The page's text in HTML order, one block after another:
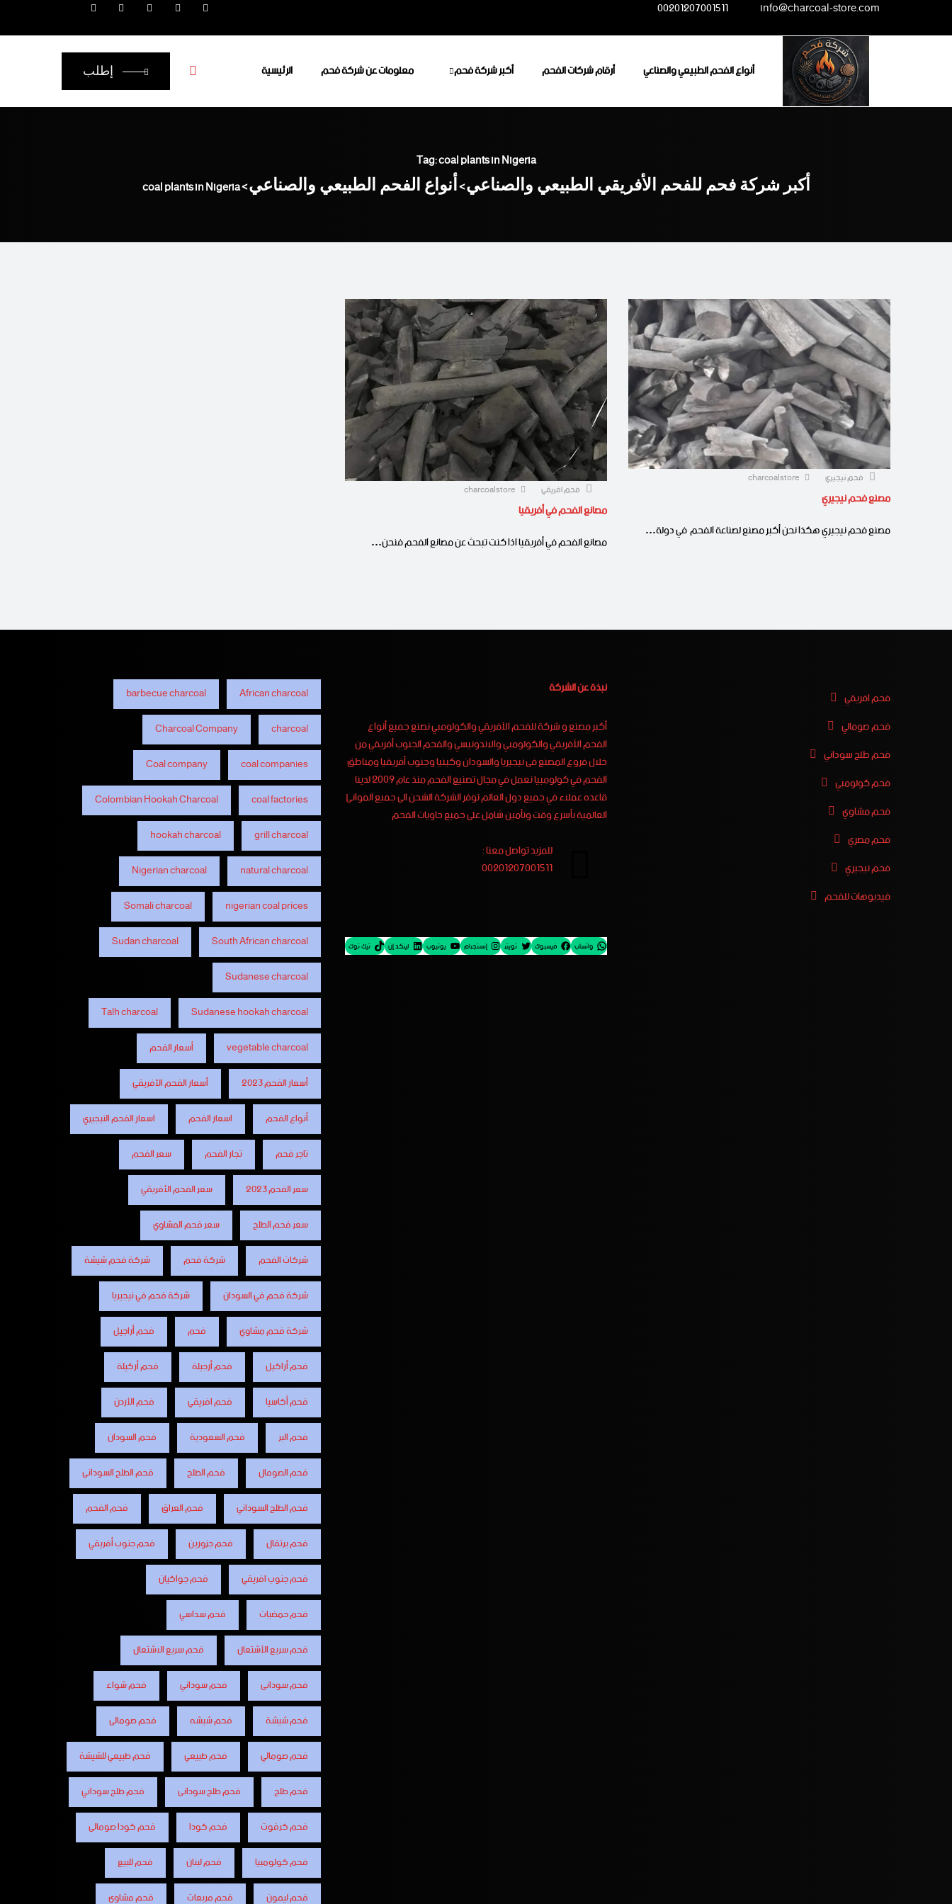
content
info@charcoal-store.com
00201207001511
الرئيسية معلومات عن شركة فحم أكبر شركة فحم أرقام شركات الفحم أنواع الفحم الطبيعي والصناعي إطلب
Tag: coal plants in Nigeria
أكبر شركة فحم للفحم الأفريقي الطبيعي والصناعي>أنواع الفحم الطبيعي والصناعي>
coal plants in Nigeria
فحم نيجيري
مصنع فحم نيجيري
مصنع فحم نيجيري هكذا نحن أكبر مصنع لصناعة الفحم في دولة…
فحم افريقي
مصانع الفحم في أفريقيا
مصانع الفحم في أفريقيا اذا كنت تبحث عن مصانع الفحم فنحن…
فحم افريقي
فحم صومالي
فحم طلح سوداني
فحم كولومبي
فحم مشاوي
فحم مصري
فحم نيجيري
فيدبوهات للفحم
نبذة عن الشركة
أكبر مصنع و شركة للفحم الأفريقي والكولومبي نصنع جميع أنواع
الفحم الأفريقي والكولومبي والاندونيسي والفحم الجنوب أفريقي من
خلال فروع المصنع فى نيجيريا والسودان وكينيا وجنوب أفريقيا ومناطق
الفحم في كولومبيا نعمل في مجال تصنيع الفحم منذ عام 2009 لدينا
قاعده عملاء في جميع دول العالم توفر الشركة الشحن الى جميع الموانئ
العالمية بأسرع وقت وتأمين شامل على جميع حاويات الفحم
للمزيد تواصل معنا :
00201207001511
واتساب فيسبوك تويتر إنستجرام يوتيوب لينكد إن تيك توك
African charcoal
barbecue charcoal
charcoal
Charcoal Company
coal companies
Coal company
coal factories
Colombian Hookah Charcoal
grill charcoal
hookah charcoal
natural charcoal
Nigerian charcoal
nigerian coal prices
Somali charcoal
South African charcoal
Sudan charcoal
Sudanese charcoal
Sudanese hookah charcoal
Talh charcoal
vegetable charcoal
أسعار الفحم
أسعار الفحم 2023
أسعار الفحم الأفريقي
أنواع الفحم
اسعار الفحم
اسعار الفحم النيجيري
تاجر فحم
تجار الفحم
سعر الفحم
سعر الفحم 2023
سعر الفحم الأفريقي
سعر فحم الطلح
سعر فحم المشاوي
شركات الفحم
شركة فحم
شركة فحم شيشة
شركة فحم في السودان
شركة فحم في نيجيريا
شركة فحم مشاوي
فحم
فحم أراجيل
فحم أراكيل
فحم أرجيلة
فحم أركيلة
فحم أكاسيا
فحم افريقي
فحم الأردن
فحم البر
فحم السعودية
فحم السودان
فحم الصومال
فحم الطلح
فحم الطلح السودانى
فحم الطلح السوداني
فحم العراق
فحم الفحم
فحم برتقال
فحم جزورين
فحم جنوب أفريقي
فحم جنوب افريقي
فحم جواكيان
فحم حمضيات
فحم سداسي
فحم سريع الأشتعال
فحم سريع الاشتعال
فحم سودانى
فحم سوداني
فحم شواء
فحم شيشة
فحم شيشه
فحم صومالى
فحم صومالي
فحم طبيعي
فحم طبيعي للشيشة
فحم طلح
فحم طلح سودانى
فحم طلح سوداني
فحم كرفوت
فحم كودا
فحم كودا صومالى
فحم كولومبيا
فحم لبنان
فحم للبيع
فحم ليمون
فحم مربعات
فحم مشاوى